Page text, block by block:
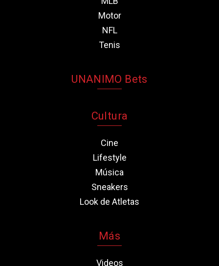
Motor
NFL
Tenis
UNANIMO Bets
Cultura
Cine
Lifestyle
Música
Sneakers
Look de Atletas
Más
Videos